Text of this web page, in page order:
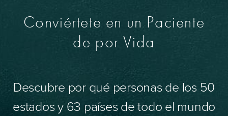
Conviértete en un Paciente
de por Vida
Descubre por qué personas de los 50
estados y 63 países de todo el mundo